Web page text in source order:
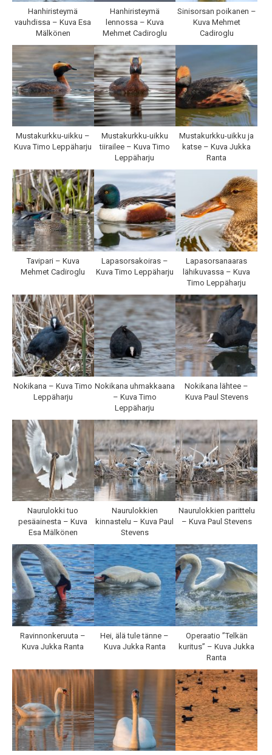
Hanhiristeymä
vauhdissa – Kuva Esa
Mälkönen
Hanhiristeymä
lennossa – Kuva
Mehmet Cadiroglu
Sinisorsan poikanen –
Kuva Mehmet
Cadiroglu
Mustakurkku-uikku –
Kuva Timo Leppäharju
Mustakurkku-uikku
tiirailee – Kuva Timo
Leppäharju
Mustakurkku-uikku ja
katse – Kuva Jukka
Ranta
Tavipari – Kuva
Mehmet Cadiroglu
Lapasorsakoiras –
Kuva Timo Leppäharju
Lapasorsanaaras
lähikuvassa – Kuva
Timo Leppäharju
Nokikana – Kuva Timo
Leppäharju
Nokikana uhmakkaana
– Kuva Timo
Leppäharju
Nokikana lähtee –
Kuva Paul Stevens
Naurulokki tuo
pesäainesta – Kuva
Esa Mälkönen
Naurulokkien
kinnastelu – Kuva Paul
Stevens
Naurulokkien parittelu
– Kuva Paul Stevens
Ravinnonkeruuta –
Kuva Jukka Ranta
Hei, älä tule tänne –
Kuva Jukka Ranta
Operaatio ”Telkän
kuritus” – Kuva Jukka
Ranta